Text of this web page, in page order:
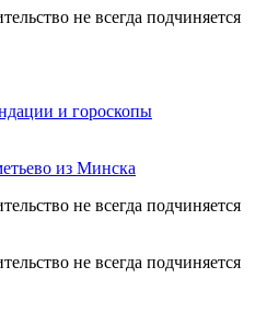
и гороскопы
из Минска